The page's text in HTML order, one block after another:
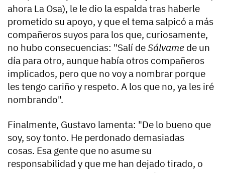
ahora La Osa), le le dio la espalda tras haberle
prometido su apoyo, y que el tema salpicó a más
compañeros suyos para los que, curiosamente,
no hubo consecuencias: "Salí deSálvame de un
día para otro, aunque había otros compañeros
implicados, pero que no voy a nombrar porque
les tengo cariño y respeto. A los que no, ya les iré
nombrando".
Finalmente, Gustavo lamenta: "De lo bueno que
soy, soy tonto. He perdonado demasiadas
cosas. Esa gente que no asume su
responsabilidad y que me han dejado tirado, o